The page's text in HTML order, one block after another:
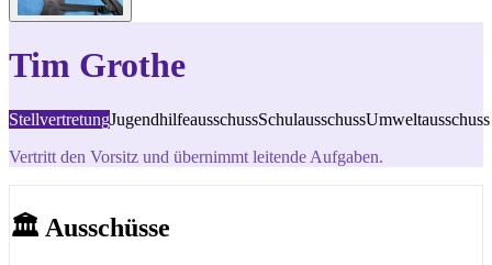
Tim Grothe
StellvertretungJugendhilfeausschussSchulausschussUmweltausschuss
Vertritt den Vorsitz und übernimmt leitende Aufgaben.
🏛️ Ausschüsse